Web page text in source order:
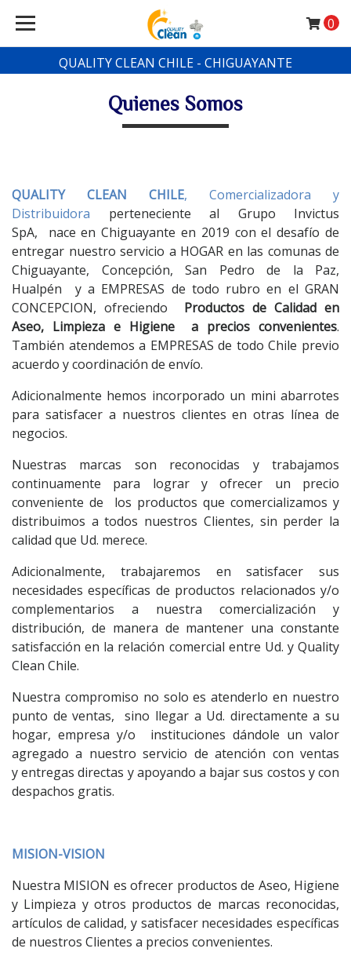
QUALITY CLEAN CHILE - CHIGUAYANTE
0
Quienes Somos
QUALITY CLEAN CHILE, Comercializadora y
Distribuidora perteneciente al Grupo Invictus
SpA, nace en Chiguayante en 2019 con el desafío de
entregar nuestro servicio a HOGAR en las comunas de
Chiguayante, Concepción, San Pedro de la Paz,
Hualpén y a EMPRESAS de todo rubro en el GRAN
CONCEPCION, ofreciendo Productos de Calidad en
Aseo, Limpieza e Higiene a precios convenientes.
También atendemos a EMPRESAS de todo Chile previo
acuerdo y coordinación de envío.
Adicionalmente hemos incorporado un mini abarrotes
para satisfacer a nuestros clientes en otras línea de
negocios.
Nuestras marcas son reconocidas y trabajamos
continuamente para lograr y ofrecer un precio
conveniente de los productos que comercializamos y
distribuimos a todos nuestros Clientes, sin perder la
calidad que Ud. merece.
Adicionalmente, trabajaremos en satisfacer sus
necesidades específicas de productos relacionados y/o
complementarios a nuestra comercialización y
distribución, de manera de mantener una constante
satisfacción en la relación comercial entre Ud. y Quality
Clean Chile.
Nuestra compromiso no solo es atenderlo en nuestro
punto de ventas, sino llegar a Ud. directamente a su
hogar, empresa y/o instituciones dándole un valor
agregado a nuestro servicio de atención con ventas
y entregas directas y apoyando a bajar sus costos y con
despachos gratis.
MISION-VISION
Nuestra MISION es ofrecer productos de Aseo, Higiene
y Limpieza y otros productos de marcas reconocidas,
artículos de calidad, y satisfacer necesidades específicas
de nuestros Clientes a precios convenientes.